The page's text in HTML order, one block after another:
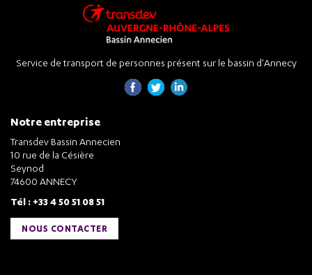
Service de transport de personnes présent sur le bassin d'Annecy
Notre entreprise
Transdev Bassin Annecien
10 rue de la Césière
Seynod
74600 ANNECY
Tél : +33 4 50 51 08 51
NOUS CONTACTER